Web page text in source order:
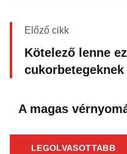
Előző cikk
Kötelező lenne
cukorbetegeknek
A magas
LEGOLVASOTTABB